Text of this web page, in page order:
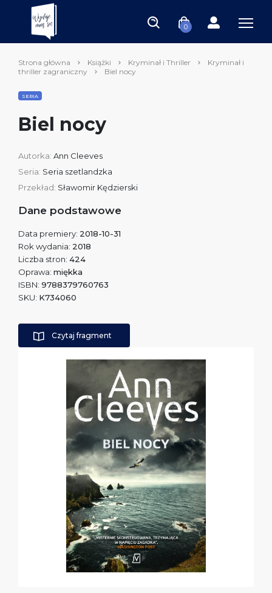
0
Strona główna Książki Kryminał i Thriller
Kryminał i
thriller zagraniczny
Biel nocy
SERIA
Biel nocy
Autorka: Ann Cleeves
Seria: Seria szetlandzka
Przekład: Sławomir Kędzierski
Dane podstawowe
Data premiery: 2018-10-31
Rok wydania: 2018
Liczba stron: 424
Oprawa: miękka
ISBN: 9788379760763
SKU: K734060
Czytaj fragment